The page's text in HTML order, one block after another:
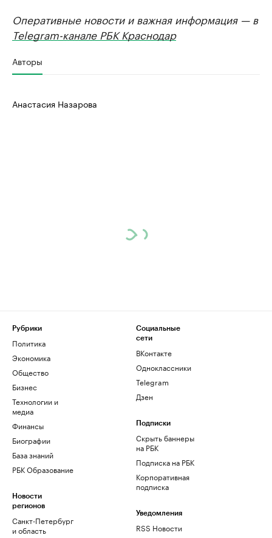
Оперативные новости и важная информация — в
Telegram-канале РБК Краснодар
Авторы
Анастасия Назарова
Рубрики
Политика
Экономика
Общество
Бизнес
Технологии и
медиа
Финансы
Биографии
База знаний
РБК Образование
Новости
регионов
Санкт-Петербург
и область
Социальные
сети
ВКонтакте
Одноклассники
Telegram
Дзен
Подписки
Скрыть баннеры
на РБК
Подписка на РБК
Корпоративная
подписка
Уведомления
RSS Новости